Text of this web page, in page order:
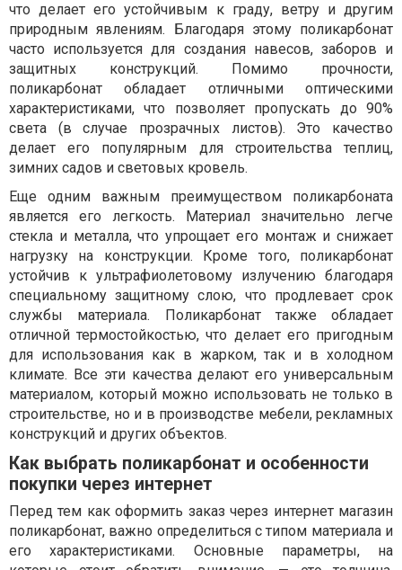
что делает его устойчивым к граду, ветру и другим
природным явлениям. Благодаря этому поликарбонат
часто используется для создания навесов, заборов и
защитных конструкций. Помимо прочности,
поликарбонат обладает отличными оптическими
характеристиками, что позволяет пропускать до 90%
света (в случае прозрачных листов). Это качество
делает его популярным для строительства теплиц,
зимних садов и световых кровель.
Еще одним важным преимуществом поликарбоната
является его легкость. Материал значительно легче
стекла и металла, что упрощает его монтаж и снижает
нагрузку на конструкции. Кроме того, поликарбонат
устойчив к ультрафиолетовому излучению благодаря
специальному защитному слою, что продлевает срок
службы материала. Поликарбонат также обладает
отличной термостойкостью, что делает его пригодным
для использования как в жарком, так и в холодном
климате. Все эти качества делают его универсальным
материалом, который можно использовать не только в
строительстве, но и в производстве мебели, рекламных
конструкций и других объектов.
Как выбрать поликарбонат и особенности
покупки через интернет
Перед тем как оформить заказ через интернет магазин
поликарбонат, важно определиться с типом материала и
его характеристиками. Основные параметры, на